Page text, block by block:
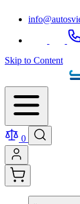
Skip to Content
0